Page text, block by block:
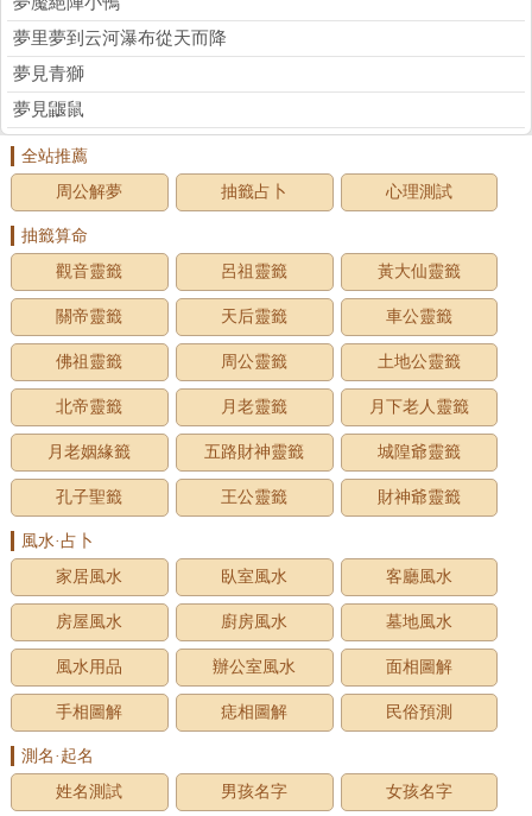
夢里夢到云河瀑布從天而降
夢見青獅
夢見鼴鼠
全站推薦
周公解夢
抽籤占卜 心理測試
抽籤算命
觀音靈籤
呂祖靈籤 黃大仙靈籤
關帝靈籤 天后靈籤 車公靈籤
佛祖靈籤 周公靈籤 土地公靈籤
北帝靈籤 月老靈籤 月下老人靈籤
月老姻緣籤 五路財神靈籤 城隍爺靈籤
孔子聖籤 王公靈籤 財神爺靈籤
風水·占卜
家居風水
臥室風水 客廳風水
房屋風水 廚房風水 墓地風水
風水用品 辦公室風水 面相圖解
手相圖解 痣相圖解 民俗預測
測名·起名
姓名測試
男孩名字 女孩名字